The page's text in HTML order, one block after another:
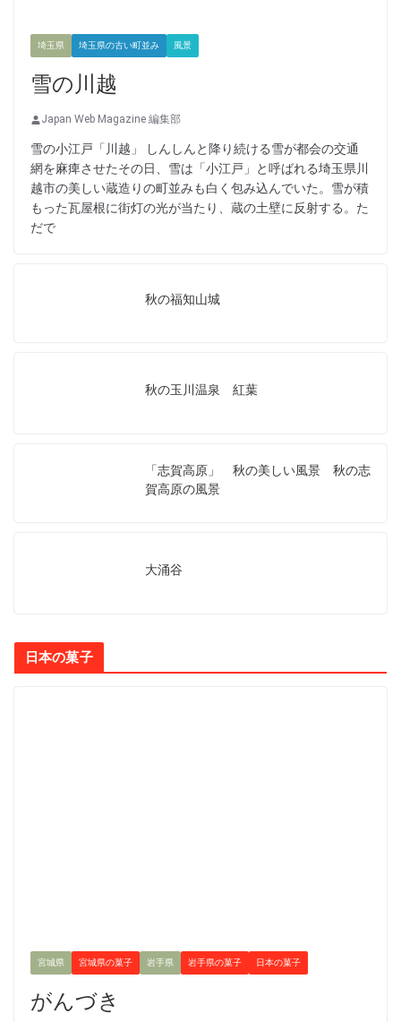
埼玉県 埼玉県の古い町並み 風景
雪の川越
Japan Web Magazine 編集部
雪の小江戸「川越」 しんしんと降り続ける雪が都会の交通
網を麻痺させたその日、雪は「小江戸」と呼ばれる埼玉県川
越市の美しい蔵造りの町並みも白く包み込んでいた。雪が積
もった瓦屋根に街灯の光が当たり、蔵の土壁に反射する。た
だで
秋の福知山城
秋の玉川温泉 紅葉
「志賀高原」 秋の美しい風景 秋の志
賀高原の風景
大涌谷
日本の菓子
宮城県 宮城県の菓子 岩手県 岩手県の菓子 日本の菓子
がんづき